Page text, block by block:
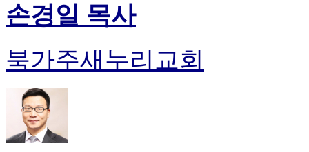
손경일 목사
북가주새누리교회